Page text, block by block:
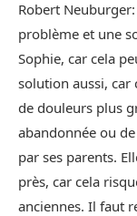
Robert
problème et une
Sophie, car cela
solution aussi, car
de douleurs plus
abandonnée ou
par ses parents.
près, car cela
anciennes. Il faut